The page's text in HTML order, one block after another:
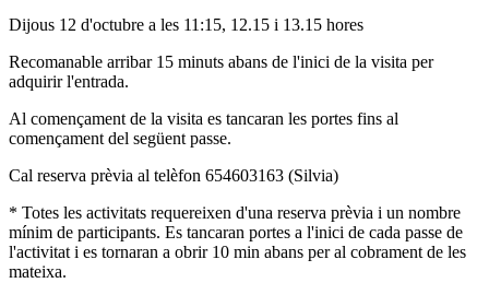
Dijous 12 d'octubre a les 11:15, 12.15 i 13.15 hores
Recomanable arribar 15 minuts abans de l'inici de la visita per
adquirir l'entrada.
Al començament de la visita es tancaran les portes fins al
començament del següent passe.
Cal reserva prèvia al telèfon 654603163 (Silvia)
* Totes les activitats requereixen d'una reserva prèvia i un nombre
mínim de participants. Es tancaran portes a l'inici de cada passe de
l'activitat i es tornaran a obrir 10 min abans per al cobrament de les
mateixa.